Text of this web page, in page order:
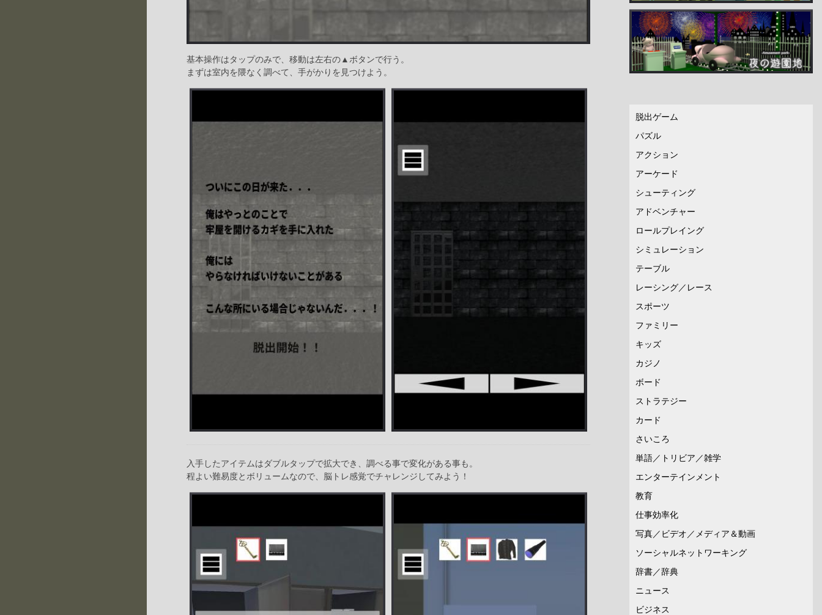
基本操作はタップのみで、移動は左右の▲ボタンで行う。
まずは室内を隈なく調べて、手がかりを見つけよう。
入手したアイテムはダブルタップで拡大でき、調べる事で変化がある事も。
程よい難易度とボリュームなので、脳トレ感覚でチャレンジしてみよう！
脱出ゲーム
パズル
アクション
アーケード
シューティング
アドベンチャー
ロールプレイング
シミュレーション
テーブル
レーシング／レース
スポーツ
ファミリー
キッズ
カジノ
ボード
ストラテジー
カード
さいころ
単語／トリビア／雑学
エンターテインメント
教育
仕事効率化
写真／ビデオ／メディア＆動画
ソーシャルネットワーキング
辞書／辞典
ニュース
ビジネス